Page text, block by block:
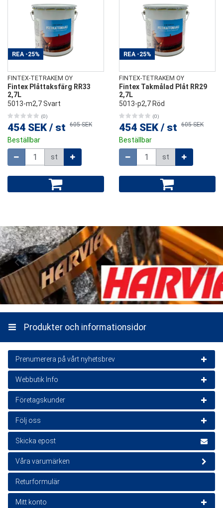
REA -25%
FINTEX-TETRAKEM OY
Fintex Plåttaksfärg RR33
2,7L
5013-m2,7 Svart
(0)
454 SEK / st 605 SEK
Beställbar
st
REA -25%
FINTEX-TETRAKEM OY
Fintex Takmålad Plåt RR29
2,7L
5013-p2,7 Röd
(0)
454 SEK / st 605 SEK
Beställbar
st
Produkter och informationsidor
Prenumerera på vårt nyhetsbrev
Nyhetsbrevet är gratis
e-post
Prenumerera
Genom att prenumerera samtycker du till vårIntegritetspolicy.
Webbutik Info
Kundservice
Handelskontakter
Leveransvillkor
Produktmottagningsinstruktioner
Leverans- och betalningssätt
Registerbeskrivning
Företagskunder
Företagsförsäljning
Kontakt-/offert förfrågningsformulär
Följ oss
TikTok - lakkapaa.se
Instagram - lakkapaa.se
Facebook - lakkapaa.se
Skicka epost
Våra varumärken
Returformulär
Mitt konto